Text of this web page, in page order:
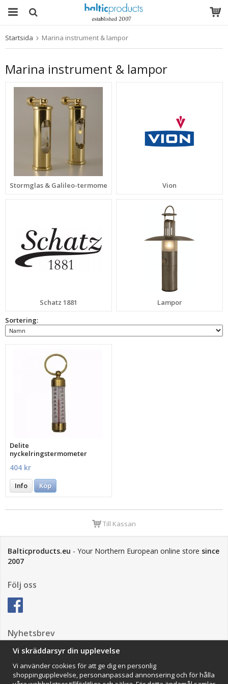
Startsida Marina instrument & lampor
Marina instrument & lampor
Stormglas & Galileo-termometer Vion
Schatz 1881
Lampor
Sortering:
Delite
nyckelringstermometer
404 kr
Info Köp
Till Kassan
Balticproducts.eu - Your Northern European online store since
2007
Följ oss
Nyhetsbrev
Vi skräddarsyr din upplevelse
Vi använder cookies för att ge dig en personlig
shoppingupplevelse, personanpassad annonsering och för hålla